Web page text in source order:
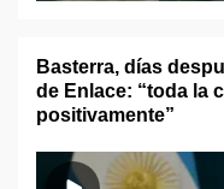
Basterra, días
de Enlace: “toda la
positivamente”